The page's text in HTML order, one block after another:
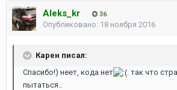
Aleks_kr 36
Опубликовано: 18 ноября 2016
Карен писал:
Спасибо!) неет, кода нет
. так что
пытаться..